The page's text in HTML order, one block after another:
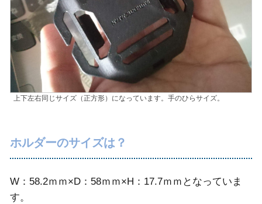
上下左右同じサイズ（正方形）になっています。手のひらサイズ。
ホルダーのサイズは？
W：58.2ｍｍ×D：58ｍｍ×H：17.7ｍｍとなっていま
す。